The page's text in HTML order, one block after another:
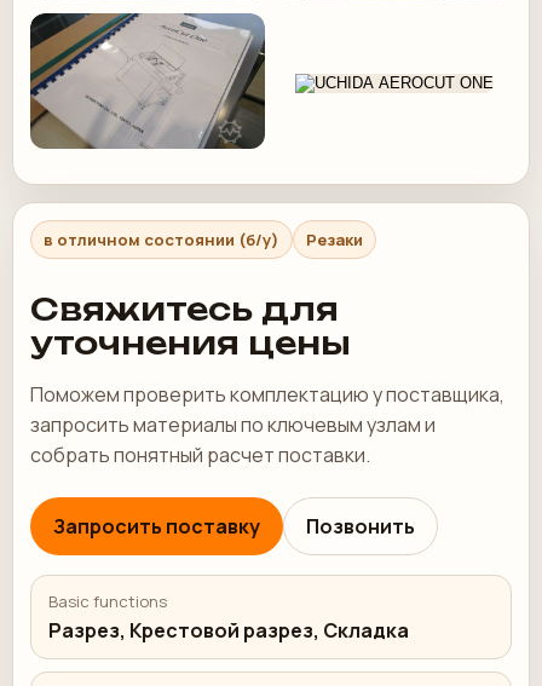
в отличном состоянии (б/у) Резаки
Свяжитесь для
уточнения цены
Поможем проверить комплектацию у поставщика,
запросить материалы по ключевым узлам и
собрать понятный расчет поставки.
Запросить поставку Позвонить
Basic functions
Разрез, Крестовой разрез, Складка